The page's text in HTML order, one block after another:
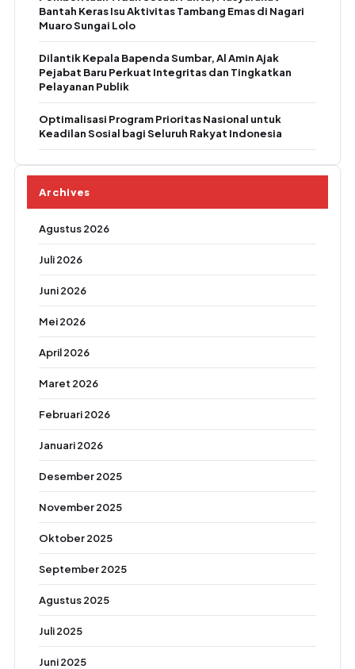
Bantah Keras Isu Aktivitas Tambang Emas di Nagari
Muaro Sungai Lolo
Dilantik Kepala Bapenda Sumbar, Al Amin Ajak
Pejabat Baru Perkuat Integritas dan Tingkatkan
Pelayanan Publik
Optimalisasi Program Prioritas Nasional untuk
Keadilan Sosial bagi Seluruh Rakyat Indonesia
Archives
Agustus 2026
Juli 2026
Juni 2026
Mei 2026
April 2026
Maret 2026
Februari 2026
Januari 2026
Desember 2025
November 2025
Oktober 2025
September 2025
Agustus 2025
Juli 2025
Juni 2025